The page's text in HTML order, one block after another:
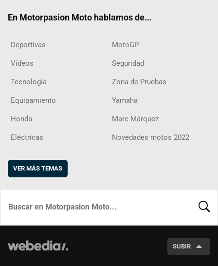
En Motorpasion Moto hablamos de...
Deportivas MotoGP
Vídeos Seguridad
Tecnología Zona de Pruebas
Equipamiento Yamaha
Honda Marc Márquez
Eléctricas Novedades motos 2022
VER MÁS TEMAS
SUBIR